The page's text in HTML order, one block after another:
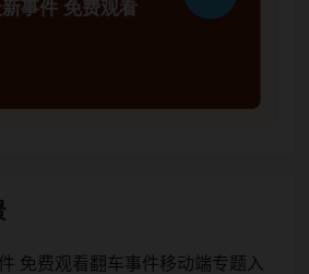
免费观看翻车事件移动端专题入